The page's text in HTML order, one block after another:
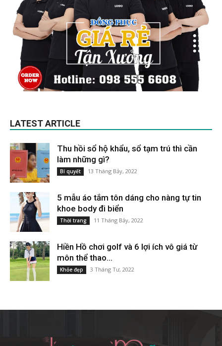
LATEST ARTICLE
Thu hồi sổ hộ khẩu, sổ tạm trú thì cần
làm những gì?
Bí quyết 13 Tháng Bảy, 2022
5 mẫu áo tắm tôn dáng cho nàng tự tin
khoe body đi biển
Thời trang 11 Tháng Bảy, 2022
Hiền Hồ chơi golf và 6 lợi ích vô giá từ
môn thể thao...
Khỏe đẹp 3 Tháng Tư, 2022